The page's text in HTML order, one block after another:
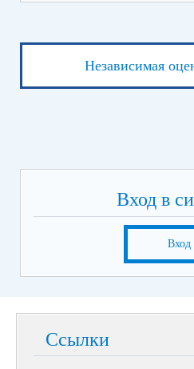
Независимая
Вход в
Вход
Ссылки